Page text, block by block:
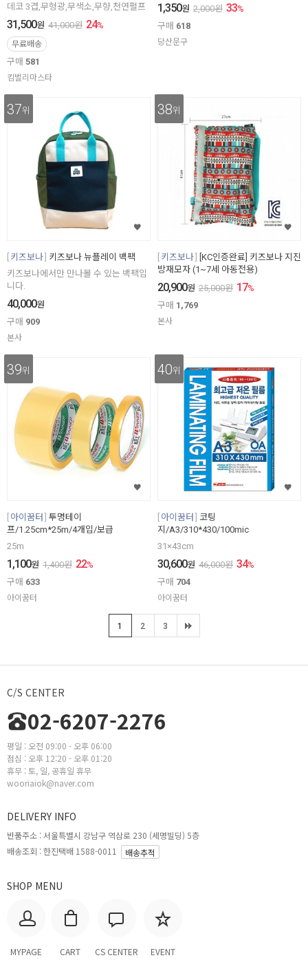
데코 3겹,무형광,무색소,무향,천연펄프
31,500원 41,000원 24%
무료배송
구매 581
킴벌리마스타
1,350원 2,000원 33%
구매 618
당산문구
37위
키즈보나 키즈보나 뉴플레이 백팩
키즈보나에서만 만나볼 수 있는 백팩입
니다.
40,000원
구매 909
본사
38위
키즈보나
[KC인증완료] 키즈보나 지진
방재모자 (1~7세 아동전용)
20,900원 25,000원 17%
구매 1,769
본사
39위
아이꿈터 투명테이
프/1.25cm*25m/4개입/보급
25m
1,100원 1,400원 22%
구매 633
아이꿈터
40위
아이꿈터
코팅
지/A3/310*430/100mic
31×43cm
30,600원 46,000원 34%
구매 704
아이꿈터
1 2 3
C/S CENTER
02-6207-2276
평일 : 오전 09:00 - 오후 06:00
점심 : 오후 12:20 - 오후 01:20
휴무 : 토, 일, 공휴일 휴무
wooriaiok@naver.com
SHOP MENU
MYPAGE CART CS CENTER EVENT
DELIVERY INFO
반품주소 :서울특별시 강남구 역삼로 230 (세명빌딩) 5층
배송조회 : 한진택배 1588-0011
배송추적